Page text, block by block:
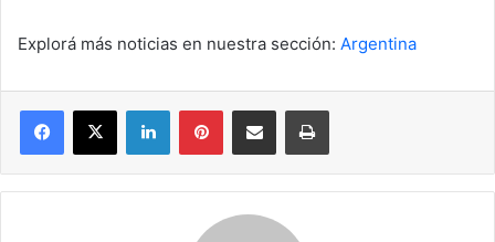
Explorá más noticias en nuestra sección: Argentina
Facebook
X LinkedInPinterestCompartir por correo electrónicoImprimir